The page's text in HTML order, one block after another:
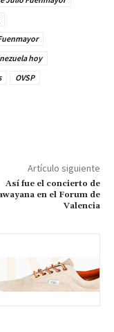
hoy
OVSP
Artículo siguiente
Así fue el concierto de
en el Forum de
Valencia